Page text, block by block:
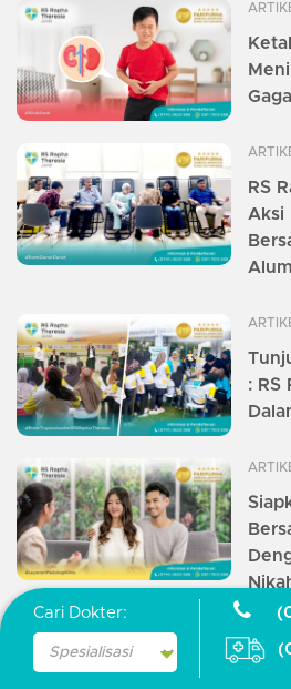
Cari Dokter:
RS
Aksi
: RS